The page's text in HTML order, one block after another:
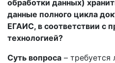
обработки данных)
данные полного цикла
ЕГАИС, в соответствии с
технологией?
Суть вопроса – требуется